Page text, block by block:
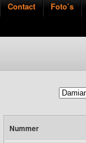
Contact Foto’s
Nummer